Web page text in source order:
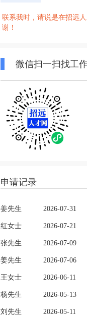
联系我时，请说是在招远
谢！
微信扫一扫找工
申请记录
姜先生 2026-07-31
红女士 2026-07-21
张先生 2026-07-09
姜先生 2026-07-06
王女士 2026-06-11
杨先生 2026-05-13
刘先生 2026-05-11